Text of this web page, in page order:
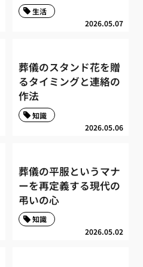
2026.05.07
生活
葬儀のスタンド花を贈
るタイミングと連絡の
作法
2026.05.06
知識
葬儀の平服というマナ
ーを再定義する現代の
弔いの心
2026.05.02
知識